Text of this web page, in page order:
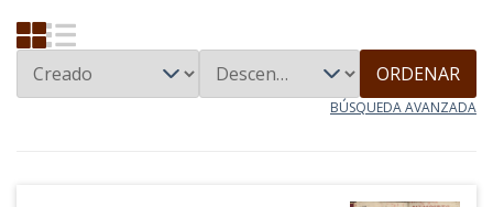
ORDENAR
BÚSQUEDA AVANZADA